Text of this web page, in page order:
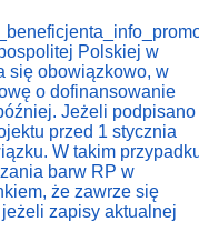
Polskiej w
się obowiązkowo, w
o dofinansowanie
Jeżeli podpisano
przed 1 stycznia
W takim
barw RP w
że zawrze się
zapisy aktualnej